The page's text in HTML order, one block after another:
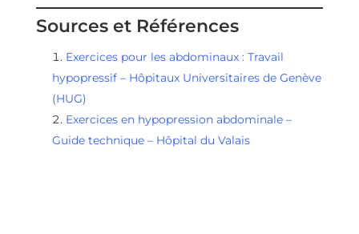
Sources et Références
Exercices pour les abdominaux : Travail
hypopressif – Hôpitaux Universitaires de Genève
(HUG)
Exercices en hypopression abdominale –
Guide technique – Hôpital du Valais